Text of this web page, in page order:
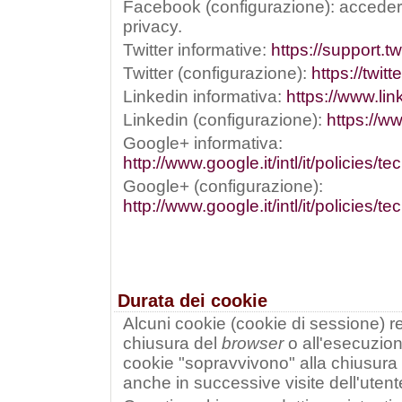
Facebook (configurazione):
privacy.
Twitter informative: https://
Twitter (configurazione): https://
Linkedin informativa: https://
Linkedin (configurazione): https://
Google+ informativa:
http://www.google.it/intl/it/policies/
Google+ (configurazione):
http://www.google.it/intl/it/policies/
Durata dei cookie
Alcuni cookie (cookie di sessione)
chiusura del browsero
cookie "sopravvivono" alla
anche in successive visite